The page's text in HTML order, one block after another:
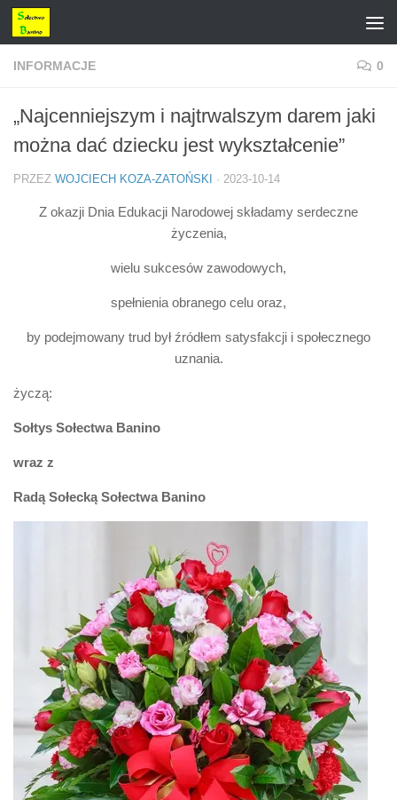
Przejdź do treści
INFORMACJE 0
„Najcenniejszym i najtrwalszym darem jaki
można dać dziecku jest wykształcenie”
PRZEZ WOJCIECH KOZA-ZATOŃSKI · 2023-10-14
Z okazji Dnia Edukacji Narodowej składamy serdeczne
życzenia,
wielu sukcesów zawodowych,
spełnienia obranego celu oraz,
by podejmowany trud był źródłem satysfakcji i społecznego
uznania.
życzą:
Sołtys Sołectwa Banino
wraz z
Radą Sołecką Sołectwa Banino